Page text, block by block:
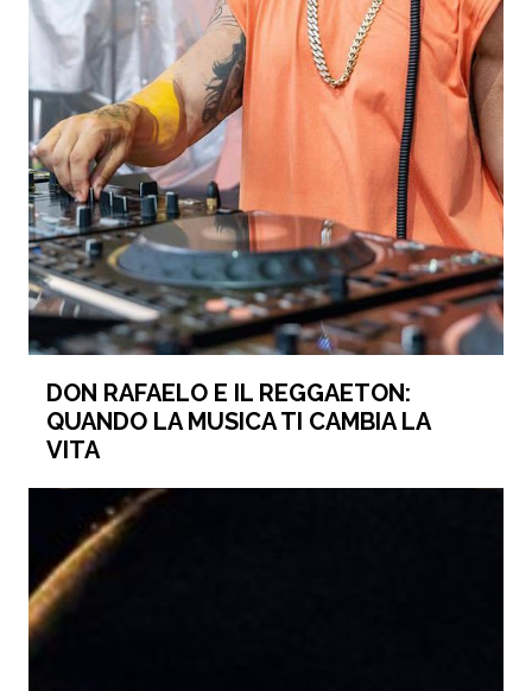
DON RAFAELO E IL REGGAETON:
QUANDO LA MUSICA TI CAMBIA LA
VITA